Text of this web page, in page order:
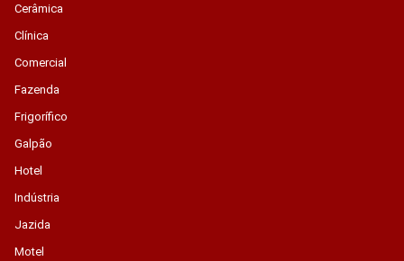
Cerâmica
Clínica
Comercial
Fazenda
Frigorífico
Galpão
Hotel
Indústria
Jazida
Motel